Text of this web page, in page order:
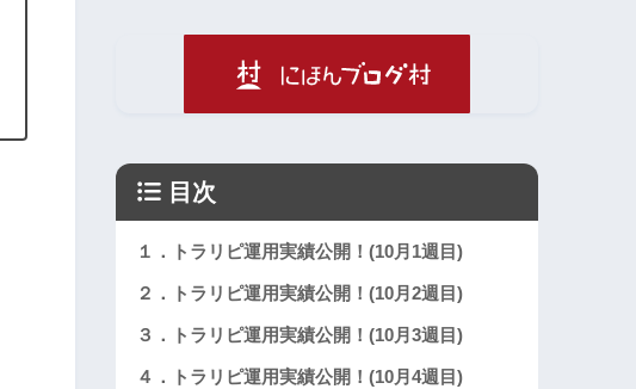
目次
１．トラリピ運用実績公開！(10月1週目)
２．トラリピ運用実績公開！(10月2週目)
３．トラリピ運用実績公開！(10月3週目)
４．トラリピ運用実績公開！(10月4週目)